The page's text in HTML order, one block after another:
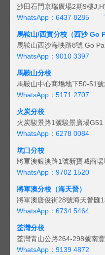
沙田石門京瑞廣場2期9樓J,H
WhatsApp：6437 8285
馬鞍山/西貢分校（西沙 Go
馬鞍山西沙海映路8號 Go
WhatsApp：9010 3397
馬鞍山分校
馬鞍山中心商場地下50-51
WhatsApp：5171 2707
火炭分校
火炭駿景路1號駿景廣場G51
WhatsApp：6278 0084
坑口分校
將軍澳銀澳路1號新寶城商
WhatsApp：9702 1520
將軍澳分校（海天晉）
將軍澳唐俊街28號海天晉匯
WhatsApp：6734 5464
荃灣分校
荃灣青山公路264-298號南
WhatsApp：9139 4872